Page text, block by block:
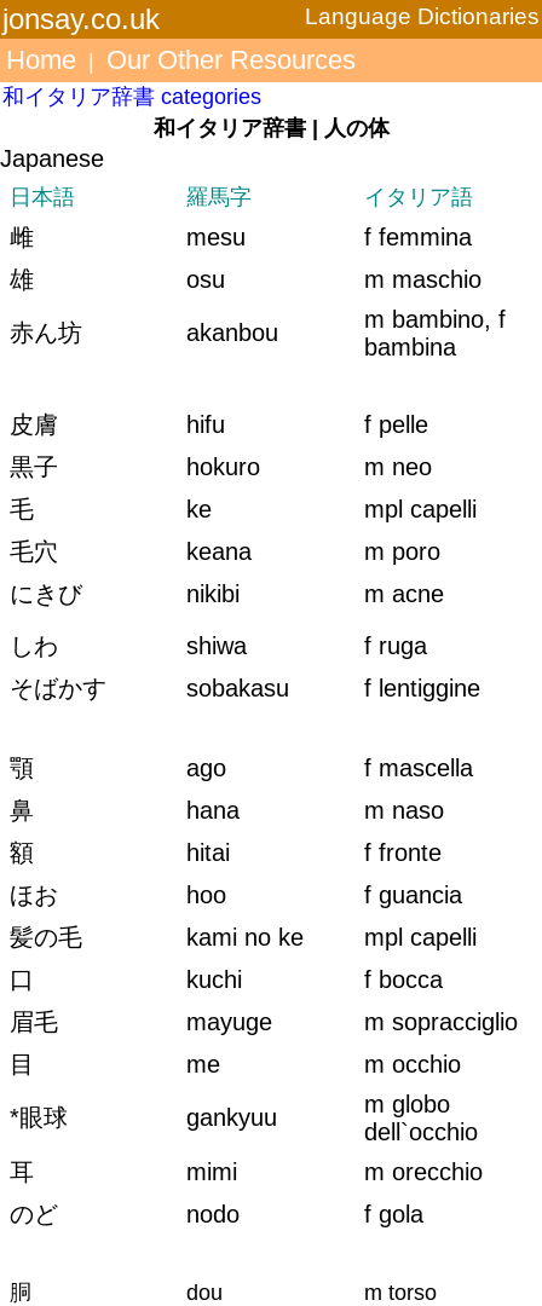
jonsay.co.uk Language Dictionaries
Home Our Other Resources
和イタリア辞書 categories
和イタリア辞書 | 人の体
Japanese
日本語 羅馬字 イタリア語
雌 mesu
f femmina
雄
osu
m maschio
赤ん坊
akanbou
m bambino, f
bambina
皮膚 hifu
f pelle
黒子
hokuro
m neo
毛
ke
mpl capelli
毛穴
keana
m poro
にきび
nikibi
m acne
しわ
shiwa
f ruga
そばかす
sobakasu f lentiggine
顎 ago
f mascella
鼻
hana
m naso
額
hitai
f fronte
ほお
hoo
f guancia
髪の毛
kami no ke
mpl capelli
口
kuchi
f bocca
眉毛
mayuge
m sopracciglio
目
me
m occhio
*眼球
gankyuu
m globo
dell`occhio
耳
mimi
m orecchio
のど
nodo f gola
胴 dou m torso